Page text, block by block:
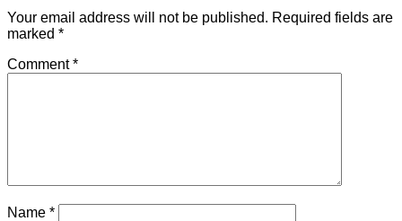
Your email address will not be published. Required fields are
marked *
Comment*
Name *